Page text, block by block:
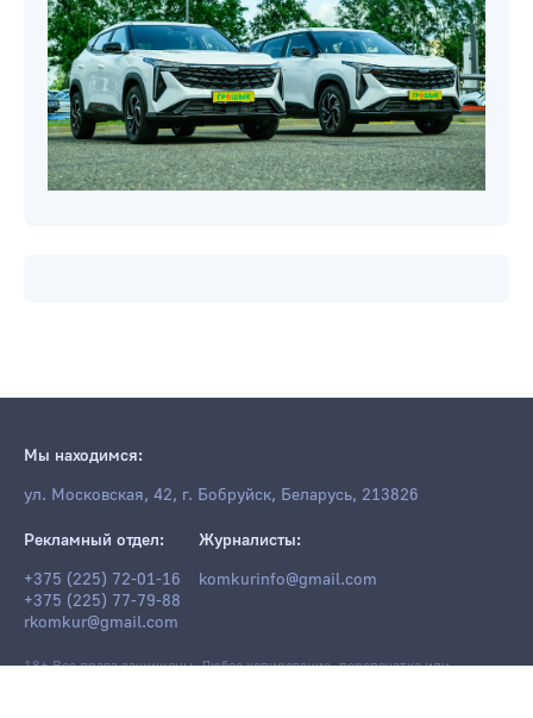
Мы находимся:
ул. Московская, 42, г. Бобруйск, Беларусь, 213826
Рекламный отдел:
+375 (225) 72-01-16
+375 (225) 77-79-88
rkomkur@gmail.com
Журналисты:
komkurinfo@gmail.com
18+ Все права защищены. Любое копирование, перепечатка или